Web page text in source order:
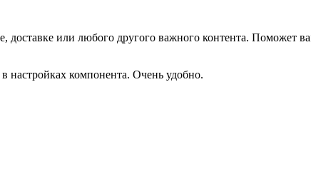
или любого другого важного контента. Поможет
настройках компонента. Очень удобно.